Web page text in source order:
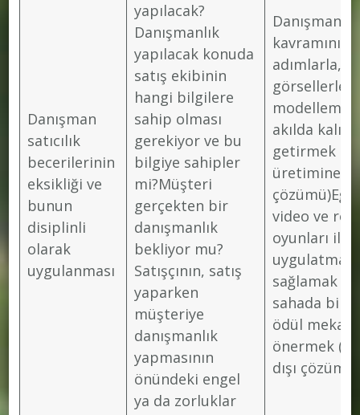
Danışman
satıcılık
becerilerinin
eksikliği ve
bunun
disiplinli
olarak
uygulanması
yapılacak?
Danışmanlık
yapılacak konuda
satış ekibinin
hangi bilgilere
sahip olması
gerekiyor ve bu
bilgiye sahipler
mi?Müşteri
gerçekten bir
danışmanlık
bekliyor mu?
Satışçının, satış
yaparken
müşteriye
danışmanlık
yapmasının
önündeki engel
ya da zorluklar
Danışman
kavramını,
adımlarla,
görsellerle
akılda
getirmek
üretimine
video ve rol
oyunları ile
sağlamak
sahada bir
ödül
önermek
dışı çözüm)